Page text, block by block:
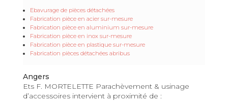
Ebavurage de pièces détachées
Fabrication pièce en acier sur-mesure
Fabrication pièce en aluminium sur-mesure
Fabrication pièce en inox sur-mesure
Fabrication pièce en plastique sur-mesure
Fabrication pièces détachées abribus
Angers
Ets F. MORTELETTE Parachèvement & usinage
d’accessoires intervient à proximité de :